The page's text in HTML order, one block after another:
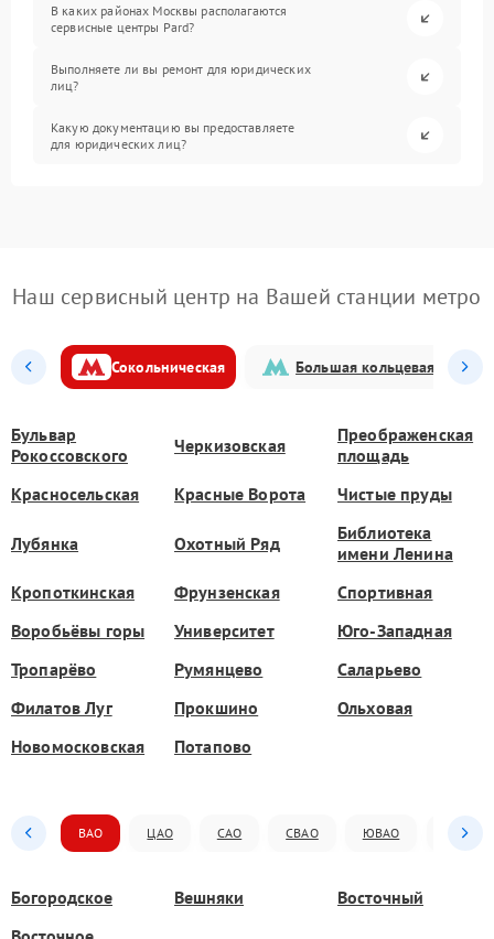
В каких районах Москвы располагаются
сервисные центры Pard?
Выполняете ли вы ремонт для юридических
лиц?
Какую документацию вы предоставляете
для юридических лиц?
Наш сервисный центр на Вашей станции метро
Сокольническая Большая кольцевая
Бульвар
Рокоссовского
Черкизовская
Преображенская
площадь
Красносельская
Красные Ворота Чистые пруды
Лубянка Охотный Ряд
Библиотека
имени Ленина
Кропоткинская
Фрунзенская
Спортивная
Воробьёвы горы
Университет
Юго-Западная
Тропарёво
Румянцево
Саларьево
Филатов Луг
Прокшино
Ольховая
Новомосковская
Потапово
ВАО ЦАО САО СВАО ЮВАО ЮАО
Богородское Вешняки
Восточный